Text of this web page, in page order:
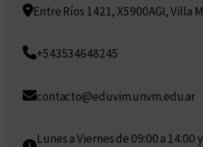
Entre Ríos 1421, X5900AGI, Villa
+543534648245
contacto@eduvim.unvm.edu.ar
Lunes a Viernes de 09:00 a 14:00